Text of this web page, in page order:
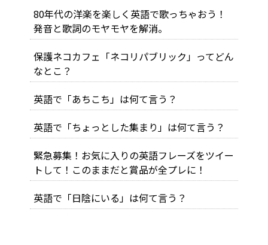
80年代の洋楽を楽しく英語で歌っちゃおう！
発音と歌詞のモヤモヤを解消。
保護ネコカフェ「ネコリパブリック」ってどん
なとこ？
英語で「あちこち」は何て言う？
英語で「ちょっとした集まり」は何て言う？
緊急募集！お気に入りの英語フレーズをツイー
トして！このままだと賞品が全プレに！
英語で「日陰にいる」は何て言う？